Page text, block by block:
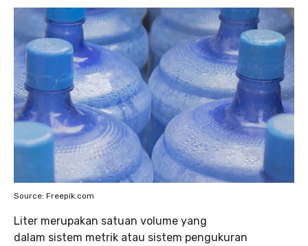
Source: Freepik.com
Liter merupakan satuan volume yang
dalam sistem metrik atau sistem pengukuran